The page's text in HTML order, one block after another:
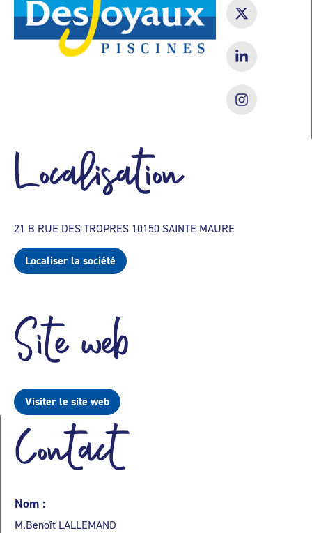
Localisation
21 B RUE DES TROPRES 10150 SAINTE MAURE
Localiser la société
Site web
Visiter le site web
Contact
Nom :
M.Benoît LALLEMAND